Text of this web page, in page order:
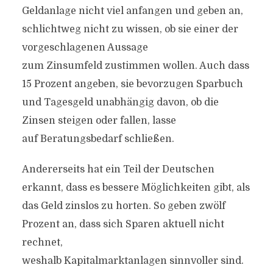
Geldanlage nicht viel anfangen und geben an,
schlichtweg nicht zu wissen, ob sie einer der
vorgeschlagenen Aussage
zum Zinsumfeld zustimmen wollen. Auch dass
15 Prozent angeben, sie bevorzugen Sparbuch
und Tagesgeld unabhängig davon, ob die
Zinsen steigen oder fallen, lasse
auf Beratungsbedarf schließen.
Andererseits hat ein Teil der Deutschen
erkannt, dass es bessere Möglichkeiten gibt, als
das Geld zinslos zu horten. So geben zwölf
Prozent an, dass sich Sparen aktuell nicht
rechnet,
weshalb Kapitalmarktanlagen sinnvoller sind.